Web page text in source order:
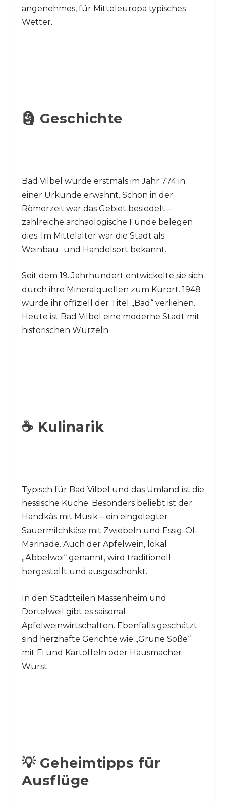
angenehmes, für Mitteleuropa typisches
Wetter.
🗿 Geschichte
Bad Vilbel wurde erstmals im Jahr 774 in
einer Urkunde erwähnt. Schon in der
Römerzeit war das Gebiet besiedelt –
zahlreiche archäologische Funde belegen
dies. Im Mittelalter war die Stadt als
Weinbau- und Handelsort bekannt.
Seit dem 19. Jahrhundert entwickelte sie sich
durch ihre Mineralquellen zum Kurort. 1948
wurde ihr offiziell der Titel „Bad“ verliehen.
Heute ist Bad Vilbel eine moderne Stadt mit
historischen Wurzeln.
☕ Kulinarik
Typisch für Bad Vilbel und das Umland ist die
hessische Küche. Besonders beliebt ist der
Handkäs mit Musik – ein eingelegter
Sauermilchkäse mit Zwiebeln und Essig-Öl-
Marinade. Auch der Apfelwein, lokal
„Äbbelwoi“ genannt, wird traditionell
hergestellt und ausgeschenkt.
In den Stadtteilen Massenheim und
Dortelweil gibt es saisonal
Apfelweinwirtschaften. Ebenfalls geschätzt
sind herzhafte Gerichte wie „Grüne Soße“
mit Ei und Kartoffeln oder Hausmacher
Wurst.
💡 Geheimtipps für
Ausflüge